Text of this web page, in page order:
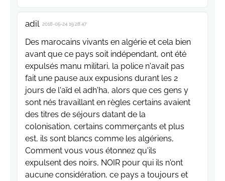
adil 2018-05-24 19:28:47
Des marocains vivants en algérie et cela bien
avant que ce pays soit indépendant, ont été
expulsés manu militari, la police n'avait pas
fait une pause aux expusions durant les 2
jours de l'aïd el adh'ha, alors que ces gens y
sont nés travaillant en règles certains avaient
des titres de séjours datant de la
colonisation, certains commerçants et plus
est, ils sont blancs comme les algériens,
Comment vous vous étonnez qu'ils
expulsent des noirs, NOIR pour qui ils n'ont
aucune considération, ce pays a toujours et